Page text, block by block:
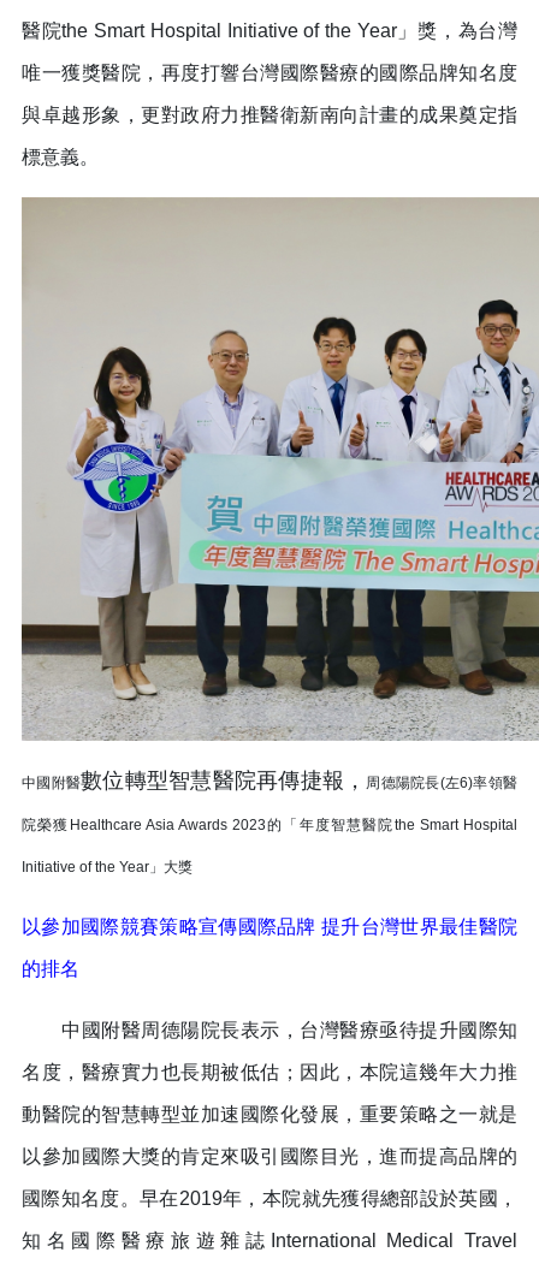
醫院the Smart Hospital Initiative of the Year」獎，為台灣
唯一獲獎醫院，再度打響台灣國際醫療的國際品牌知名度
與卓越形象，更對政府力推醫衛新南向計畫的成果奠定指
標意義。
中國附醫數位轉型智慧醫院再傳捷報， 周德陽院長(左6)率領醫
院榮獲Healthcare Asia Awards 2023的「年度智慧醫院the Smart Hospital
Initiative of the Year」大獎
以參加國際競賽策略宣傳國際品牌 提升台灣世界最佳醫院
的排名
中國附醫周德陽院長表示，台灣醫療亟待提升國際知
名度，醫療實力也長期被低估；因此，本院這幾年大力推
動醫院的智慧轉型並加速國際化發展，重要策略之一就是
以參加國際大獎的肯定來吸引國際目光，進而提高品牌的
國際知名度。早在2019年，本院就先獲得總部設於英國，
知名國際醫療旅遊雜誌International Medical Travel